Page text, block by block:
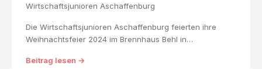
Wirtschaftsjunioren Aschaffenburg
Die Wirtschaftsjunioren Aschaffenburg feierten ihre
Weihnachtsfeier 2024 im Brennhaus Behl in
und einen kurzen Weihnachtsfilm produziert, von der
Beitrag lesen →